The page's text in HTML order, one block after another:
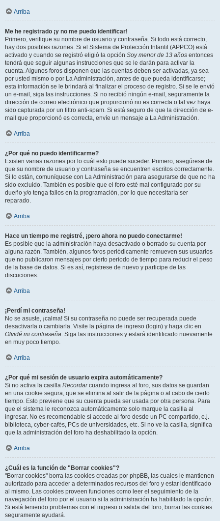
Arriba
Me he registrado ¡y no me puedo identificar!
Primero, verifique su nombre de usuario y contraseña. Si todo está correcto,
hay dos posibles razones. Si el Sistema de Protección Infantil (APPCO) está
activado y cuando se registró eligió la opción Soy menor de 13 años entonces
tendrá que seguir algunas instrucciones que se le darán para activar la
cuenta. Algunos foros disponen que las cuentas deben ser activadas, ya sea
por usted mismo o por La Administración, antes de que pueda identificarse;
esta información se le brindará al finalizar el proceso de registro. Si se le envió
un e-mail, siga las instrucciones. Si no recibió ningún e-mail, seguramente la
dirección de correo electrónico que proporcionó no es correcta o tal vez haya
sido capturada por un filtro anti-spam. Si está seguro de que la dirección de e-
mail que proporcionó es correcta, envíe un mensaje a La Administración.
Arriba
¿Por qué no puedo identificarme?
Existen varias razones por lo cuál esto puede suceder. Primero, asegúrese de
que su nombre de usuario y contraseña se encuentren escritos correctamente.
Si lo están, comuníquese con La Administración para asegurarse de que no ha
sido excluido. También es posible que el foro esté mal configurado por su
dueño y/o tenga fallos en la programación, por lo que necesitaría ser
reparado.
Arriba
Hace un tiempo me registré, ¡pero ahora no puedo conectarme!
Es posible que la administración haya desactivado o borrado su cuenta por
alguna razón. También, algunos foros periódicamente remueven sus usuarios
que no publicaron mensajes por cierto periodo de tiempo para reducir el peso
de la base de datos. Si es así, registrese de nuevo y participe de las
discuciones.
Arriba
¡Perdí mi contraseña!
No se asuste, ¡calma! Si su contraseña no puede ser recuperada puede
desactivarla o cambiarla. Visite la página de ingreso (login) y haga clic en
Olvidé mi contraseña. Siga las instrucciones y estará identificado nuevamente
en muy poco tiempo.
Arriba
¿Por qué mi sesión de usuario expira automáticamente?
Si no activa la casilla Recordarcuando ingresa al foro, sus datos se guardan
en una cookie segura, que se elimina al salir de la página o al cabo de cierto
tiempo. Esto previene que su cuenta pueda ser usada por otra persona. Para
que el sistema le reconozca automáticamente solo marque la casilla al
ingresar. No es recomendable si accede al foro desde un PC compartido, e.j.
biblioteca, cyber-cafés, PCs de universidades, etc. Si no ve la casilla, significa
que la administración del foro ha deshabilitado la opción.
Arriba
¿Cuál es la función de "Borrar cookies"?
"Borrar cookies" borra las cookies creadas por phpBB, las cuales le mantienen
autorizado para acceder a determinados recursos del foro y estar identificado
al mismo. Las cookies proveen funciones como leer el seguimiento de la
navegación del foro por el usuario si la administración ha habilitado la opción.
Si está teniendo problemas con el ingreso o salida del foro, borrar las cookies
seguramente ayudará.